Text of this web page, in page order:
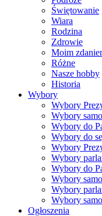
Świętowanie
Wiara
Rodzina
Zdrowie
Moim
Różne
Nasze hobby
Historia
Wybory
Wybory
Wybory
Wybory do
Wybory do
Wybory
Wybory
Wybory do
Wybory
Wybory
Wybory
Ogłoszenia